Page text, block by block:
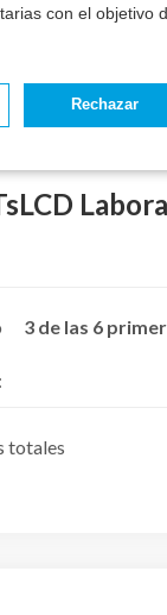
con el objetivo
Rechazar
3 de las 6
totales